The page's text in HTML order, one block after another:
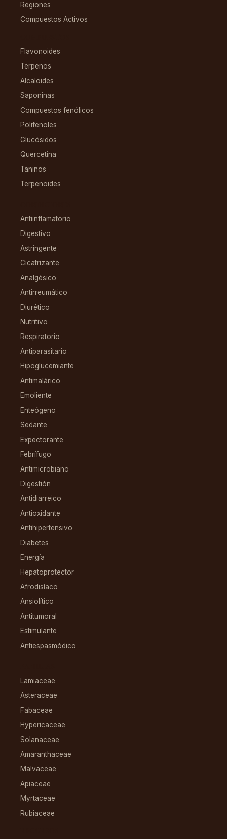
Regiones
Compuestos Activos
Flavonoides
Terpenos
Alcaloides
Saponinas
Compuestos fenólicos
Polifenoles
Glucósidos
Quercetina
Taninos
Terpenoides
Antiinflamatorio
Digestivo
Astringente
Cicatrizante
Analgésico
Antirreumático
Diurético
Nutritivo
Respiratorio
Antiparasitario
Hipoglucemiante
Antimalárico
Emoliente
Enteógeno
Sedante
Expectorante
Febrífugo
Antimicrobiano
Digestión
Antidiarreico
Antioxidante
Antihipertensivo
Diabetes
Energía
Hepatoprotector
Afrodisíaco
Ansiolítico
Antitumoral
Estimulante
Antiespasmódico
Lamiaceae
Asteraceae
Fabaceae
Hypericaceae
Solanaceae
Amaranthaceae
Malvaceae
Apiaceae
Myrtaceae
Rubiaceae